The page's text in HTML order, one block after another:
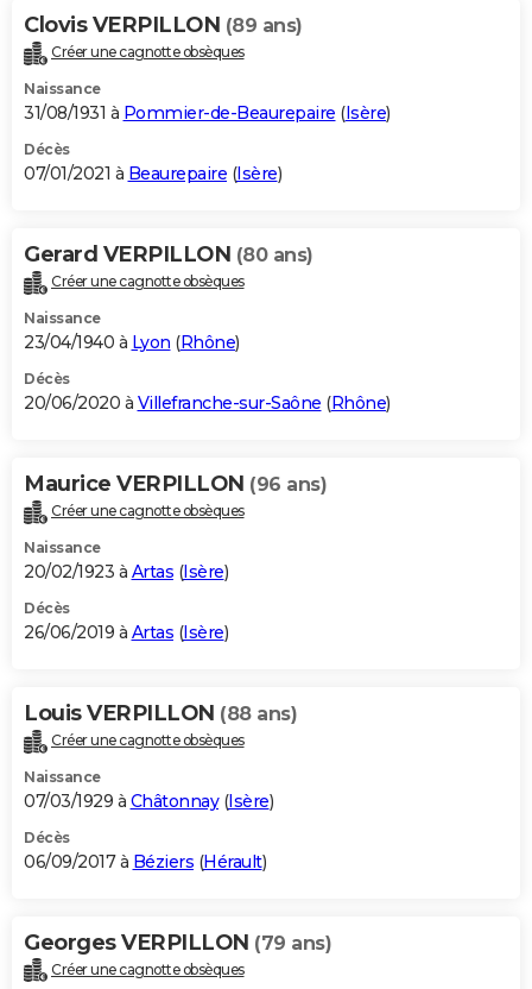
Clovis VERPILLON (89 ans)
Créer une cagnotte obsèques
Naissance
31/08/1931 à Pommier-de-Beaurepaire (Isère)
Décès
07/01/2021 à Beaurepaire (Isère)
Gerard VERPILLON (80 ans)
Créer une cagnotte obsèques
Naissance
23/04/1940 à Lyon (Rhône)
Décès
20/06/2020 à Villefranche-sur-Saône (Rhône)
Maurice VERPILLON (96 ans)
Créer une cagnotte obsèques
Naissance
20/02/1923 à Artas (Isère)
Décès
26/06/2019 à Artas (Isère)
Louis VERPILLON (88 ans)
Créer une cagnotte obsèques
Naissance
07/03/1929 à Châtonnay(Isère)
Décès
06/09/2017 à Béziers (Hérault)
Georges VERPILLON (79 ans)
Créer une cagnotte obsèques